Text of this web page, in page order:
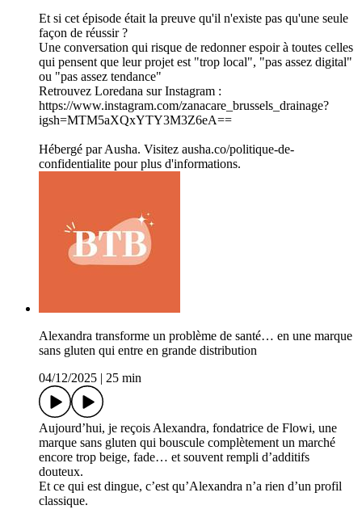
Et si cet épisode était la preuve qu'il n'existe pas qu'une seule
façon de réussir ?
Une conversation qui risque de redonner espoir à toutes celles
qui pensent que leur projet est "trop local", "pas assez digital"
ou "pas assez tendance"
Retrouvez Loredana sur Instagram :
https://www.instagram.com/zanacare_brussels_drainage?
igsh=MTM5aXQxYTY3M3Z6eA==
Hébergé par Ausha. Visitez ausha.co/politique-de-
confidentialite pour plus d'informations.
Alexandra transforme un problème de santé… en une marque
sans gluten qui entre en grande distribution
04/12/2025
25 min
Aujourd’hui, je reçois Alexandra, fondatrice de Flowi, une
marque sans gluten qui bouscule complètement un marché
encore trop beige, fade… et souvent rempli d’additifs
douteux.
Et ce qui est dingue, c’est qu’Alexandra n’a rien d’un profil
classique.